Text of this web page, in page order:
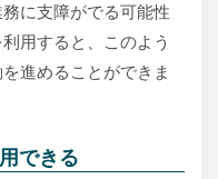
に支障がでる可能性
用すると、このよう
進めることができま
できる